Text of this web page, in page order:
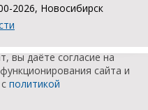
2026, Новосибирск
вы даёте согласие на
сайта и
политикой